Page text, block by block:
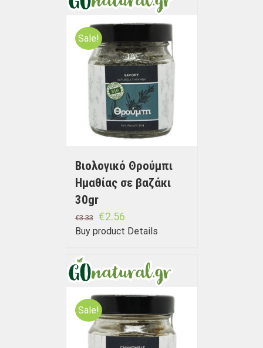
Sale!
Βιολογικό Θρούμπι
Ημαθίας σε βαζάκι
30gr
€3.33 €2.56
Buy product Details
Sale!